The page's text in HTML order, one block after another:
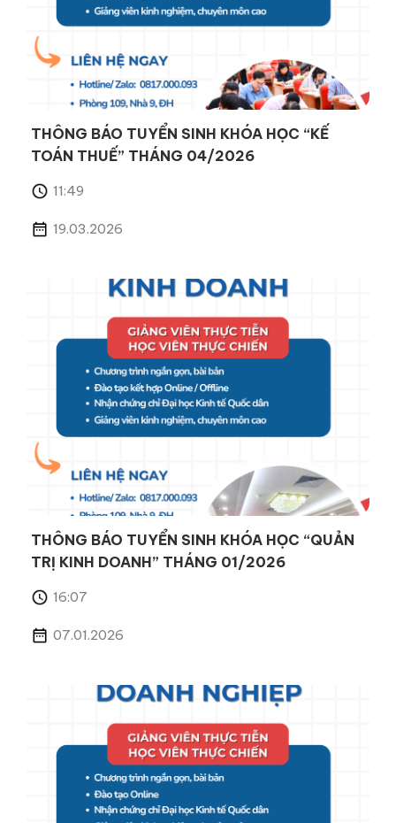
THÔNG BÁO TUYỂN SINH KHÓA HỌC “KẾ
TOÁN THUẾ” THÁNG 04/2026
11:49
19.03.2026
THÔNG BÁO TUYỂN SINH KHÓA HỌC “QUẢN
TRỊ KINH DOANH” THÁNG 01/2026
16:07
07.01.2026